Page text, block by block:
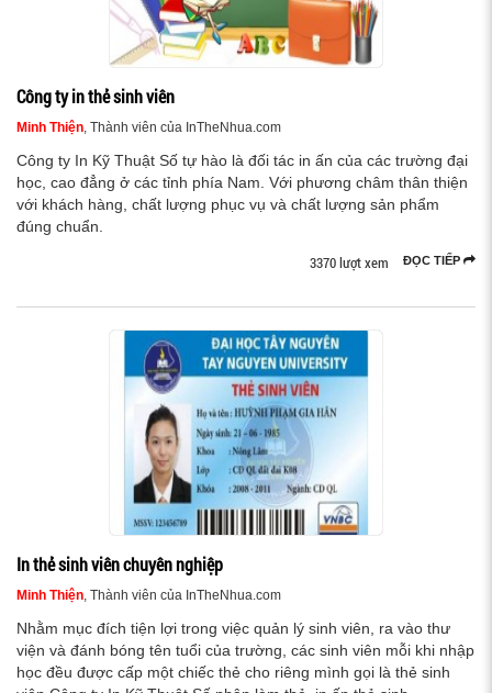
Công ty in thẻ sinh viên
Minh Thiện, Thành viên của InTheNhua.com
Công ty In Kỹ Thuật Số tự hào là đối tác in ấn của các trường đại
học, cao đẳng ở các tỉnh phía Nam. Với phương châm thân thiện
với khách hàng, chất lượng phục vụ và chất lượng sản phẩm
đúng chuẩn.
ĐỌC TIẾP
3370 lượt xem
In thẻ sinh viên chuyên nghiệp
Minh Thiện, Thành viên của InTheNhua.com
Nhằm mục đích tiện lợi trong việc quản lý sinh viên, ra vào thư
viện và đánh bóng tên tuổi của trường, các sinh viên mỗi khi nhập
học đều được cấp một chiếc thẻ cho riêng mình gọi là thẻ sinh